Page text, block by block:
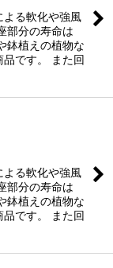
よる軟化や強風
部分の寿命は
鉢植えの植物な
品です。 また回
よる軟化や強風
部分の寿命は
鉢植えの植物な
品です。 また回